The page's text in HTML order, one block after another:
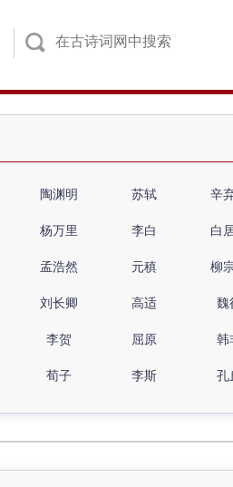
陶渊明 苏轼 辛
杨万里 李白 白
孟浩然 元稹 柳
刘长卿 高适 魏
李贺 屈原 韩
荀子 李斯 孔